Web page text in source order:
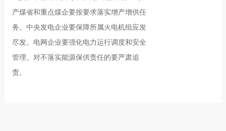
产煤省和重点煤企要按要求落实增产增供任
务。中央发电企业要保障所属火电机组应发
尽发。电网企业要强化电力运行调度和安全
管理。对不落实能源保供责任的要严肃追
责。